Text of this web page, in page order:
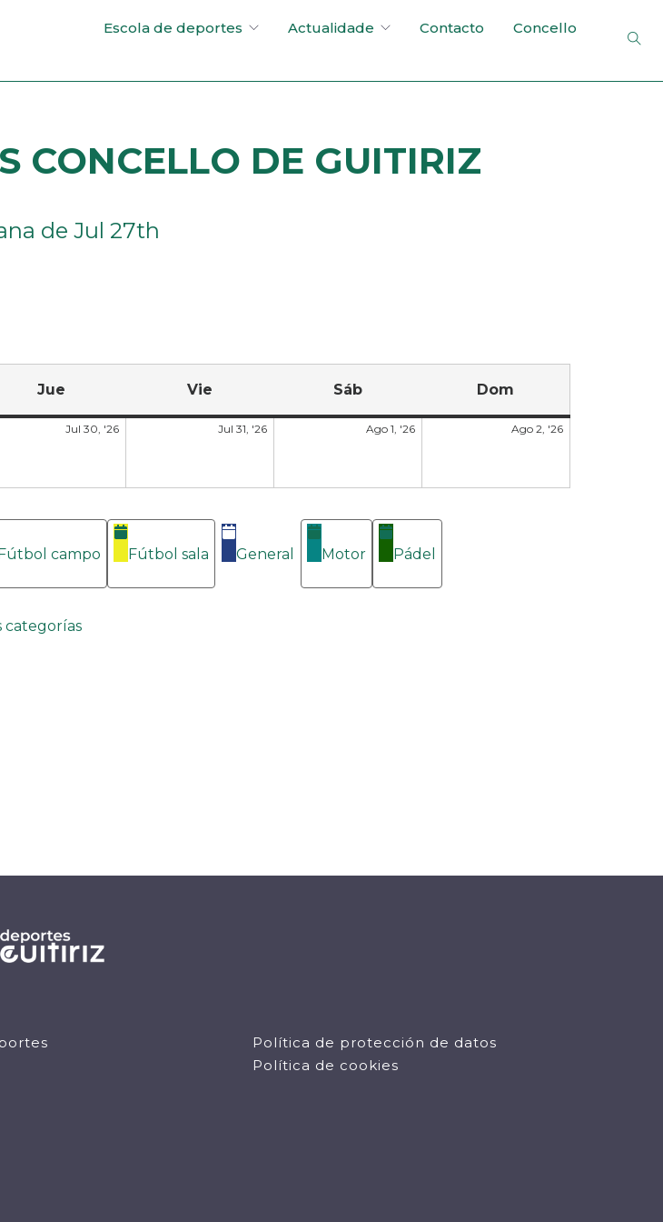
Escola de deportes Actualidade Contacto Concello
CONCELLO DE GUITIRIZ
de Jul 27th
Jue Vie Sáb Dom
Jul 30, '26 Jul 31, '26 Ago 1, '26 Ago 2, '26
campo Fútbol sala General Motor Pádel
categorías
Política de protección de datos
Política de cookies